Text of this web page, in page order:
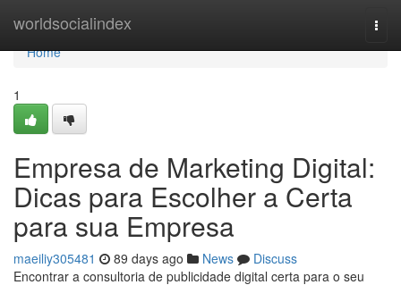
worldsocialindex
Home
Home
1
Empresa de Marketing Digital:
Dicas para Escolher a Certa
para sua Empresa
maeiliy305481 89 days ago News
Discuss
Encontrar a consultoria de publicidade digital certa para o seu